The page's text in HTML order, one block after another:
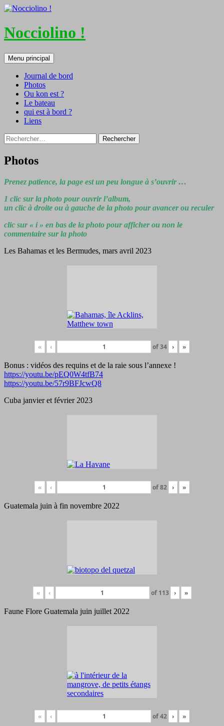
Nocciolino !
Recherche
Menu principal
Aller
au
contenu
Journal de bord
Photos
Ou kon est ?
Le bateau
qui est à bord ?
Liens
Rechercher :
Photos
Prenez patience, la page est un peu longue à s’ouvrir …
1 clic sur la photo pour ouvrir l’album,
un clic à droite ou à gauche de la photo pour avancer ou reculer
clic sur « i » en bas de la photo pour afficher ou non le
commentaire sur la photo
Les Bahamas et les Bermudes, mars avril 2023
« ‹ of34 › »
Bonus : vidéos des requins et de la raie sous l’annexe !
https://youtu.be/pEQ0W4tfB74
https://youtu.be/57r9BFJcwQ8
Cuba janvier et février 2023
« ‹ of82 › »
Guatemala juin à fin novembre 2022
« ‹ of 113 › »
Faune Flore Guatemala juin juillet 2022
« ‹ of42 › »